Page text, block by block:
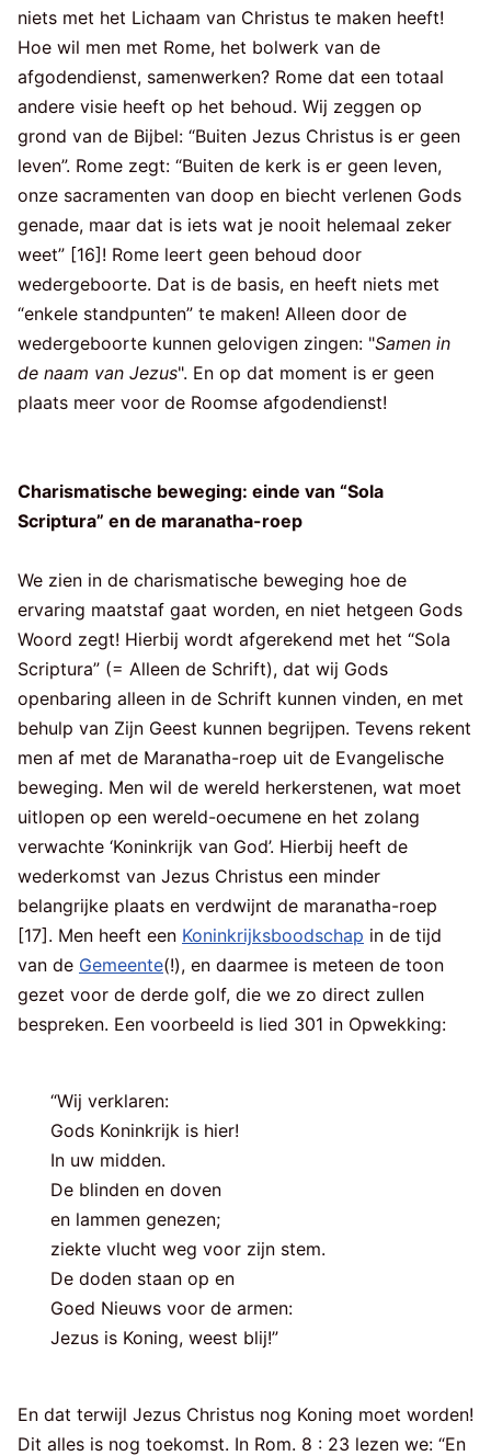
niets met het Lichaam van Christus te maken heeft!
Hoe wil men met Rome, het bolwerk van de
afgodendienst, samenwerken? Rome dat een totaal
andere visie heeft op het behoud. Wij zeggen op
grond van de Bijbel: “Buiten Jezus Christus is er geen
leven”. Rome zegt: “Buiten de kerk is er geen leven,
onze sacramenten van doop en biecht verlenen Gods
genade, maar dat is iets wat je nooit helemaal zeker
weet” [16]! Rome leert geen behoud door
wedergeboorte. Dat is de basis, en heeft niets met
“enkele standpunten” te maken! Alleen door de
wedergeboorte kunnen gelovigen zingen: "Samen in
de naam van Jezus". En op dat moment is er geen
plaats meer voor de Roomse afgodendienst!
Charismatische beweging: einde van “Sola
Scriptura” en de maranatha-roep
We zien in de charismatische beweging hoe de
ervaring maatstaf gaat worden, en niet hetgeen Gods
Woord zegt! Hierbij wordt afgerekend met het “Sola
Scriptura” (= Alleen de Schrift), dat wij Gods
openbaring alleen in de Schrift kunnen vinden, en met
behulp van Zijn Geest kunnen begrijpen. Tevens rekent
men af met de Maranatha-roep uit de Evangelische
beweging. Men wil de wereld herkerstenen, wat moet
uitlopen op een wereld-oecumene en het zolang
verwachte ‘Koninkrijk van God’. Hierbij heeft de
wederkomst van Jezus Christus een minder
belangrijke plaats en verdwijnt de maranatha-roep
[17]. Men heeft een Koninkrijksboodschap in de tijd
van de Gemeente(!), en daarmee is meteen de toon
gezet voor de derde golf, die we zo direct zullen
bespreken. Een voorbeeld is lied 301 in Opwekking:
“Wij verklaren:
Gods Koninkrijk is hier!
In uw midden.
De blinden en doven
en lammen genezen;
ziekte vlucht weg voor zijn stem.
De doden staan op en
Goed Nieuws voor de armen:
Jezus is Koning, weest blij!”
En dat terwijl Jezus Christus nog Koning moet worden!
Dit alles is nog toekomst. In Rom. 8 : 23 lezen we: “En